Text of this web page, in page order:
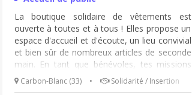
La boutique solidaire de vêtements est
ouverte à toutes et à tous ! Elles propose un
espace d'accueil et d'écoute, un lieu convivial
et bien sûr de nombreux articles de seconde
main. En tant que bénévoles, tes missions
sont : ➔ Accueillir les publics (clients,
donateurs, personnes accompagnées) et
Carbon-Blanc (33) • Solidarité / Insertion